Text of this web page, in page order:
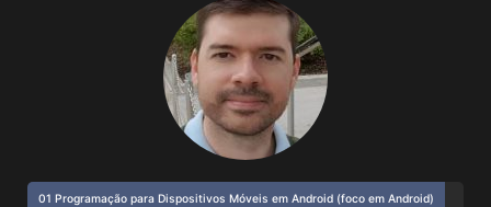
01 Programação para Dispositivos Móveis em Android (foco em Android)